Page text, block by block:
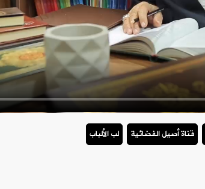
قناة أصيل الفضائية لب الألباب